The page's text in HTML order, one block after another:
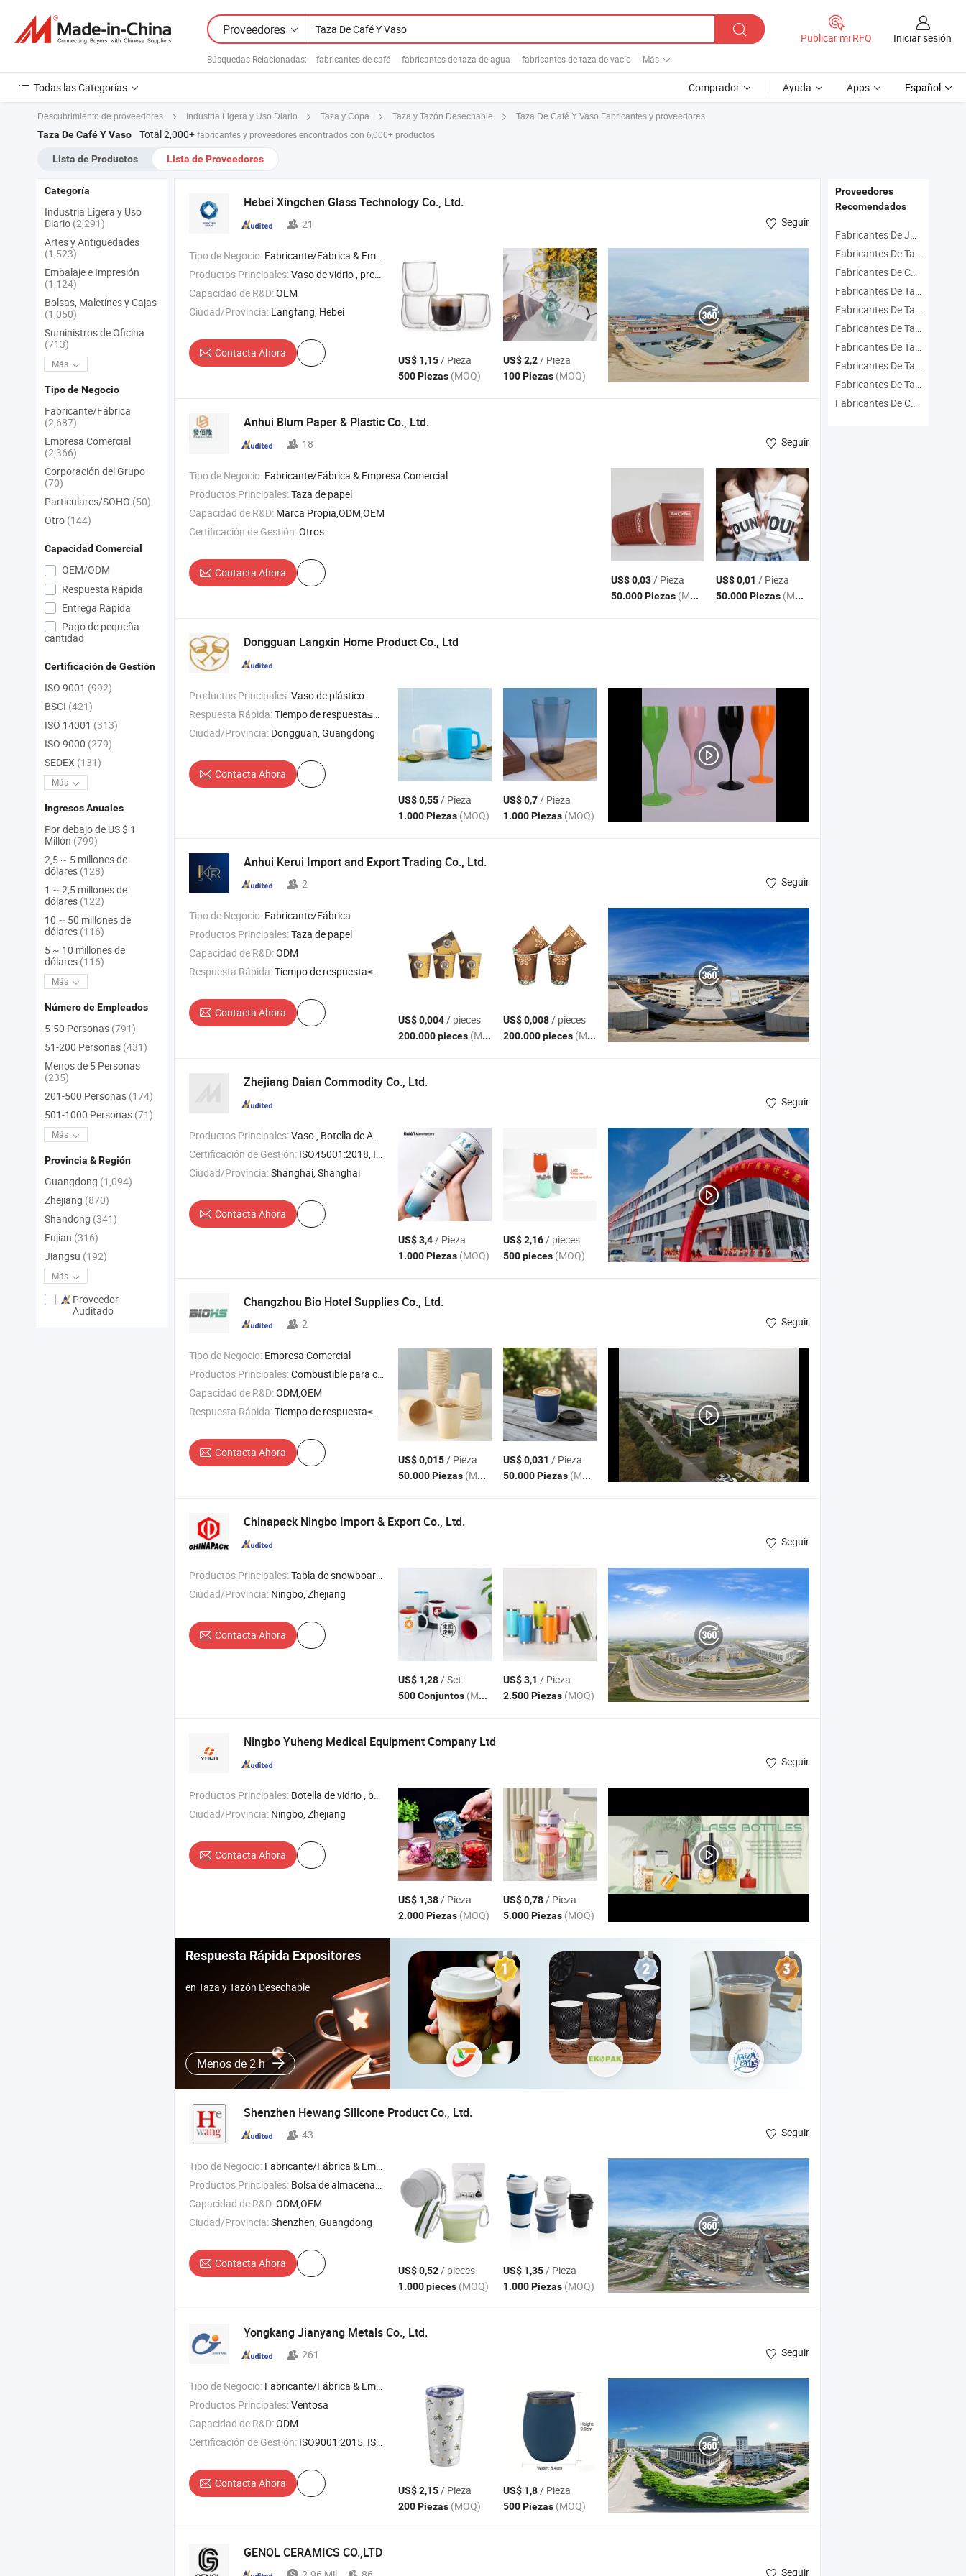
Proveedores
Búsquedas Relacionadas: fabricantes de café fabricantes de taza de agua fabricantes de taza de vacío Más
Publicar mi RFQ Iniciar sesión
Todas las Categorías Comprador Ayuda Apps Español
Descubrimiento de proveedores Industria Ligera y Uso Diario Taza y Copa Taza y Tazón Desechable Taza De Café Y Vaso Fabricantes y proveedores
Taza De Café Y Vaso Total 2,000+fabricantes y proveedores encontrados con 6,000+ productos
Lista de Productos Lista de Proveedores
Hebei Xingchen Glass Technology Co., Ltd.
21 Seguir
Tipo de Negocio: Fabricante/Fábrica & Empresa Comercial
Productos Principales:Vaso de vidrio , prensa francesa , cafetera , tarro de vidrio , tetera
Capacidad de R&D:OEM
Ciudad/Provincia: Langfang, Hebei
Contacta Ahora
US$ 1,15/ Pieza
500 Piezas (MOQ)
US$ 2,2/ Pieza
100 Piezas (MOQ)
Anhui Blum Paper & Plastic Co., Ltd.
18 Seguir
Tipo de Negocio: Fabricante/Fábrica & Empresa Comercial
Productos Principales:Taza de papel
Capacidad de R&D: Marca Propia,ODM,OEM
Certificación de Gestión:Otros
Contacta Ahora
US$ 0,03/ Pieza
50.000 Piezas (MOQ)
US$ 0,01 / Pieza
50.000 Piezas (MOQ)
Dongguan Langxin Home Product Co., Ltd
Productos Principales:Vaso de plástico
Respuesta Rápida:Tiempo de respuesta≤3h
Ciudad/Provincia: Dongguan, Guangdong
Contacta Ahora
US$ 0,55/ Pieza
1.000 Piezas (MOQ)
US$ 0,7/ Pieza
1.000 Piezas (MOQ)
Anhui Kerui Import and Export Trading Co., Ltd.
2 Seguir
Tipo de Negocio: Fabricante/Fábrica
Productos Principales:Taza de papel
Capacidad de R&D:ODM
Respuesta Rápida:Tiempo de respuesta≤3h
Contacta Ahora
US$ 0,004/ pieces
200.000 pieces (MOQ)
US$ 0,008/ pieces
200.000 pieces (MOQ)
Zhejiang Daian Commodity Co., Ltd.
Seguir
Productos Principales:Vaso , Botella de Agua , Botella de Acero Inoxidable , Taza de Viaje , Taza de Café
Certificación de Gestión: ISO45001:2018, ISO14001, ISO9001:2015
Ciudad/Provincia:Shanghai, Shanghai
Contacta Ahora
US$ 3,4/ Pieza
1.000 Piezas (MOQ)
US$ 2,16/ pieces
500 pieces (MOQ)
Changzhou Bio Hotel Supplies Co., Ltd.
2 Seguir
Tipo de Negocio: Empresa Comercial
Productos Principales:Combustible para calentar , papel de pared de cartón , vaso de papel , tapas de vaso de plástico , bolsas de papel
Capacidad de R&D:ODM,OEM
Respuesta Rápida:Tiempo de respuesta≤3h
Contacta Ahora
US$ 0,015/ Pieza
50.000 Piezas (MOQ)
US$ 0,031 / Pieza
50.000 Piezas (MOQ)
Chinapack Ningbo Import & Export Co., Ltd.
Seguir
Productos Principales:Tabla de snowboard , botella de agua , gorras promocionales , botella de vidrio , conjunto de esquí
Ciudad/Provincia: Ningbo, Zhejiang
Contacta Ahora
US$ 1,28/ Set
500 Conjuntos (MOQ)
US$ 3,1 / Pieza
2.500 Piezas (MOQ)
Ningbo Yuheng Medical Equipment Company Ltd
Seguir
Productos Principales: Botella de vidrio , botella de embalaje , botella de vino , botellas de licor , botella de perfume
Ciudad/Provincia: Ningbo, Zhejiang
Contacta Ahora
US$ 1,38/ Pieza
2.000 Piezas (MOQ)
US$ 0,78/ Pieza
5.000 Piezas (MOQ)
Respuesta Rápida Expositores
en Taza y Tazón Desechable
Menos de 2 h
Shenzhen Hewang Silicone Product Co., Ltd.
43 Seguir
Tipo de Negocio: Fabricante/Fábrica & Empresa Comercial
Productos Principales: Bolsa de almacenamiento de alimentos de silicona , botellas de viaje de silicona , forro de freidora de aire de silicona , taza de café de silicona , contenedor de caja de almuerzo de silicona
Capacidad de R&D:ODM,OEM
Ciudad/Provincia:Shenzhen, Guangdong
Contacta Ahora
US$ 0,52/ pieces
1.000 pieces (MOQ)
US$ 1,35/ Pieza
1.000 Piezas (MOQ)
Yongkang Jianyang Metals Co., Ltd.
261 Seguir
Tipo de Negocio: Fabricante/Fábrica & Empresa Comercial
Productos Principales:Ventosa
Capacidad de R&D:ODM
Certificación de Gestión: ISO9001:2015, ISO14001
Contacta Ahora
US$ 2,15/ Pieza
200 Piezas (MOQ)
US$ 1,8/ Pieza
500 Piezas (MOQ)
GENOL CERAMICS CO.,LTD
Seguir
Categoría
Industria Ligera y Uso
Diario (2,291)
Artes y Antigüedades
(1,523)
Embalaje e Impresión
(1,124)
Bolsas, Maletínes y Cajas
(1,050)
Suministros de Oficina
(713)
Más
Tipo de Negocio
Fabricante/Fábrica
(2,687)
Empresa Comercial
(2,366)
Corporación del Grupo
(70)
Particulares/SOHO (50)
Otro (144)
Capacidad Comercial
OEM/ODM
Respuesta Rápida
Entrega Rápida
Pago de pequeña
cantidad
Certificación de Gestión
ISO 9001 (992)
BSCI (421)
ISO 14001 (313)
ISO 9000 (279)
SEDEX (131)
Más
Ingresos Anuales
Por debajo de US $ 1
Millón (799)
2,5 ~ 5 millones de
dólares (128)
1 ~ 2,5 millones de
dólares (122)
10 ~ 50 millones de
dólares (116)
5 ~ 10 millones de
dólares (116)
Más
Número de Empleados
5-50 Personas (791)
51-200 Personas (431)
Menos de 5 Personas
(235)
201-500 Personas (174)
501-1000 Personas (71)
Más
Provincia & Región
Guangdong (1,094)
Zhejiang (870)
Shandong (341)
Fujian (316)
Jiangsu (192)
Más
Proveedor
Auditado
Proveedores
Recomendados
Fabricantes De Juego De Tazas De Café
Fabricantes De Taza De Café Personalizada
Fabricantes De Café Té Taza
Fabricantes De Taza De Regalo
Fabricantes De Taza De Plástico
Fabricantes De Taza De Café Ecológica
Fabricantes De Taza De Vidrio
Fabricantes De Taza De Té Y Café
Fabricantes De Taza De Papel Para Café
Fabricantes De Café Agua Taza